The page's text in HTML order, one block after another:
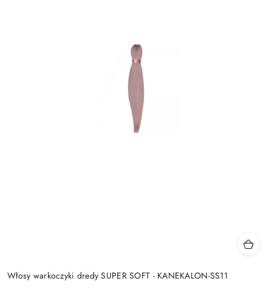
Włosy warkoczyki dredy SUPER SOFT - KANEKALON-SS11